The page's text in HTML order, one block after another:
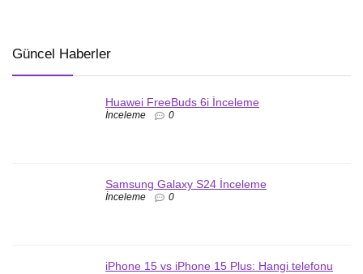
Güncel Haberler
Huawei FreeBuds 6i İnceleme
İnceleme 0
Samsung Galaxy S24 İnceleme
İnceleme 0
iPhone 15 vs iPhone 15 Plus: Hangi telefonu